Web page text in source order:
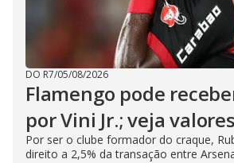
DO R7/05/08/2026
Flamengo pode
por Vini Jr.; veja valores
Por ser o clube formador do craque,
direito a 2,5% da transação entre